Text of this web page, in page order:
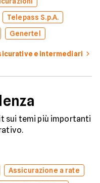
Telepass S.p.A.
Genertel
e intermediari
sui temi più importanti
Assicurazione a rate